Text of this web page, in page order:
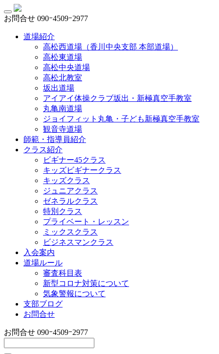
お問合せ 090ｰ4509ｰ2977
道場紹介
高松西道場（香川中央支部 本部道場）
高松東道場
高松中央道場
高松北教室
坂出道場
アイアイ体操クラブ坂出・新極真空手教室
丸亀南道場
ジョイフィット丸亀・子ども新極真空手教室
観音寺道場
師範・指導員紹介
クラス紹介
ビギナー45クラス
キッズビギナークラス
キッズクラス
ジュニアクラス
ゼネラルクラス
特別クラス
プライベート・レッスン
ミックスクラス
ビジネスマンクラス
入会案内
道場ルール
審査科目表
新型コロナ対策について
気象警報について
支部ブログ
お問合せ
お問合せ 090ｰ4509ｰ2977